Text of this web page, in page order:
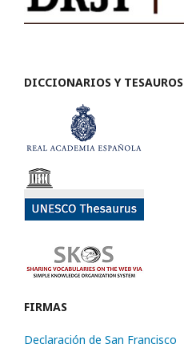
DICCIONARIOS Y TESAUROS
FIRMAS
Declaración de San Francisco